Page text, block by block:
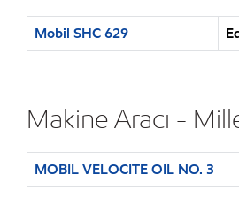
Mobil SHC 629
Makine Aracı -
MOBIL VELOCITE OIL NO. 3